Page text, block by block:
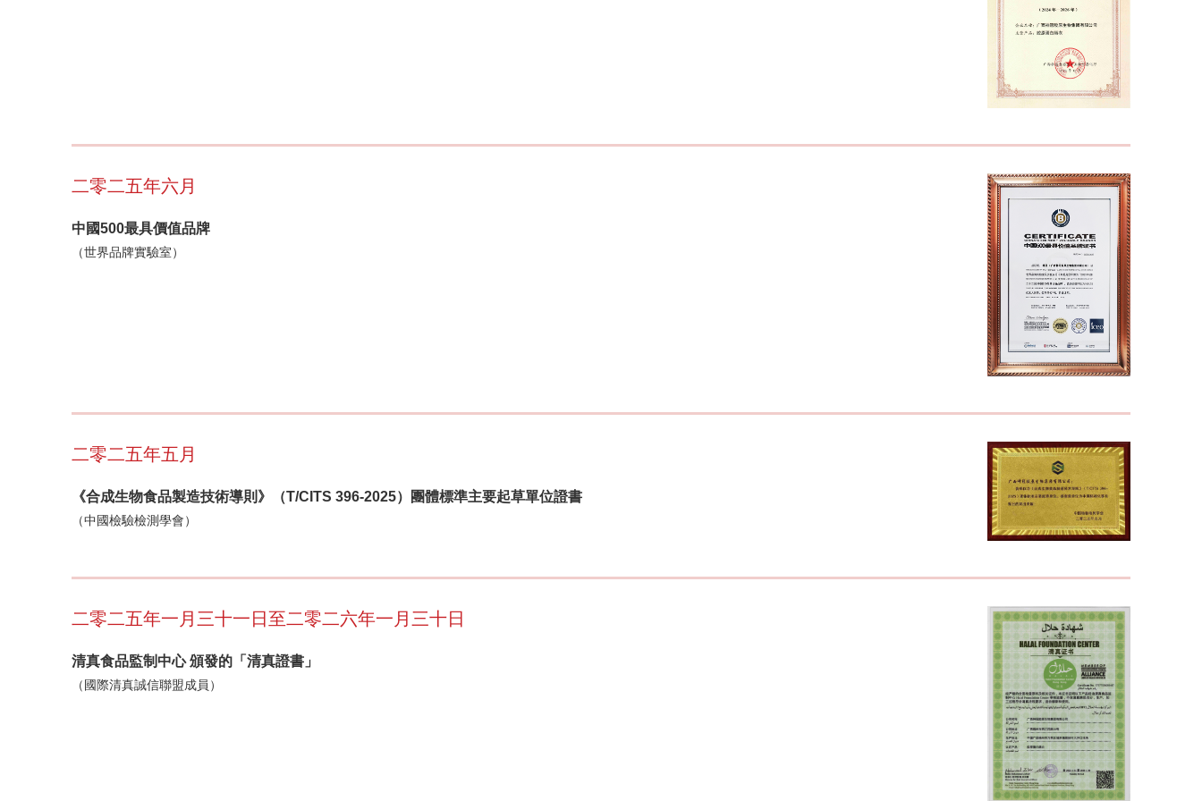
二零二五年六月
中國500最具價值品牌
（世界品牌實驗室）
二零二五年五月
《合成生物食品製造技術導則》（T/CITS 396-2025）團體標準主要起草單位證書
（中國檢驗檢測學會）
二零二五年一月三十一日至二零二六年一月三十日
清真食品監制中心 頒發的「清真證書」
（國際清真誠信聯盟成員）